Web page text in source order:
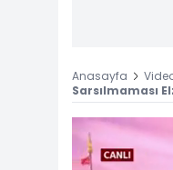
Anasayfa
Sarsılmaması